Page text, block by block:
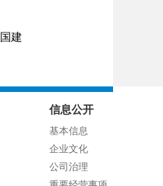
建
信息公开
基本信息
企业文化
公司治理